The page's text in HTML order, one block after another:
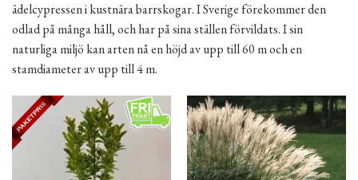
ädelcypressen i kustnära barrskogar. I Sverige förekommer den
odlad på många håll, och har på sina ställen förvildats. I sin
naturliga miljö kan arten nå en höjd av upp till 60 m och en
stamdiameter av upp till 4 m.